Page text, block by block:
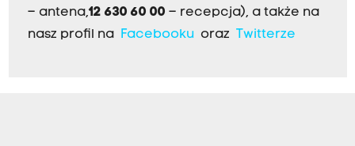
– antena,12 630 60 00 – recepcja), a także na
nasz profil na Facebookuoraz Twitterze